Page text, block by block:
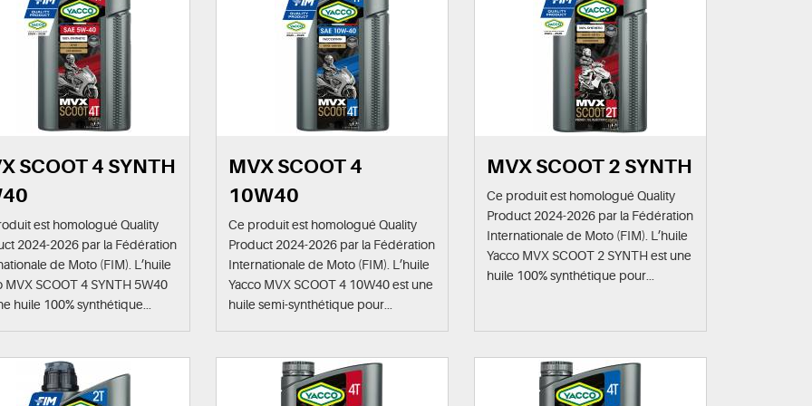
SCOOT 4 SYNTH
est homologué Quality
2024-2026 par la Fédération
de Moto (FIM). L’huile
MVX SCOOT 4 SYNTH 5W40
huile 100% synthétique...
MVX SCOOT 4
10W40
Ce produit est homologué Quality
Product 2024-2026 par la Fédération
Internationale de Moto (FIM). L’huile
Yacco MVX SCOOT 4 10W40 est une
huile semi-synthétique pour...
MVX SCOOT 2 SYNTH
Ce produit est homologué Quality
Product 2024-2026 par la Fédération
Internationale de Moto (FIM). L’huile
Yacco MVX SCOOT 2 SYNTH est une
huile 100% synthétique pour...